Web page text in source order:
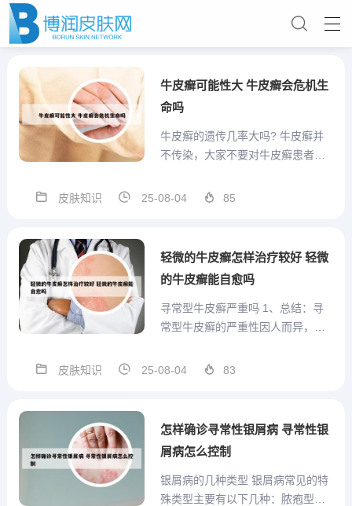
牛皮癣可能性大 牛皮癣会危机生
命吗
牛皮癣的遗传几率大吗? 牛皮癣并
不传染，大家不要对牛皮癣患者存
传性，确实众所周知的，研究数据
的，在50%～66%单方父母患有牛
皮肤知识 25-08-04 85
轻微的牛皮癣怎样治疗较好 轻微
的牛皮癣能自愈吗
寻常型牛皮癣严重吗 1、总结：寻
常型牛皮癣的严重性因人而异，轻
物控制症状，而重度病情则需要更
生建议进行治疗是至关重要的。2、
皮肤知识 25-08-04 83
怎样确诊寻常性银屑病 寻常性银
屑病怎么控制
银屑病的几种类型 银屑病常见的特
殊类型主要有以下几种：脓疱型银